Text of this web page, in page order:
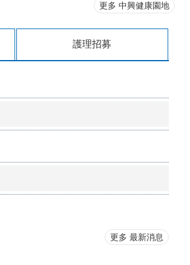
更多 中興健康園地
護理招募
更多 最新消息